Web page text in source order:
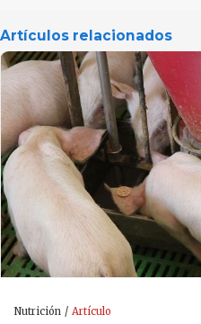
Artículos relacionados
Nutrición Artículo